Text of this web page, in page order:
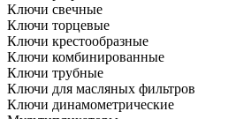
Ключи свечные
Ключи торцевые
Ключи крестообразные
Ключи комбинированные
Ключи трубные
Ключи для масляных фильтров
Ключи динамометрические